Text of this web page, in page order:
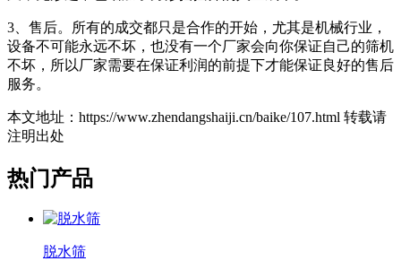
3、售后。所有的成交都只是合作的开始，尤其是机械行业，
设备不可能永远不坏，也没有一个厂家会向你保证自己的筛机
不坏，所以厂家需要在保证利润的前提下才能保证良好的售后
服务。
本文地址：https://www.zhendangshaiji.cn/baike/107.html 转载请
注明出处
热门产品
脱水筛